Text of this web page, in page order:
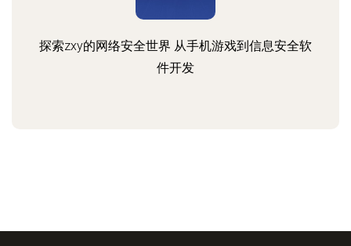
探索zxy的网络安全世界 从手机游戏到信息安全软
件开发